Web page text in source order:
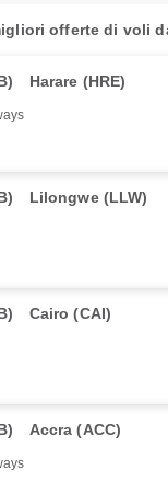
offerte di voli
Harare (HRE)
Lilongwe (LLW)
Cairo (CAI)
Accra (ACC)